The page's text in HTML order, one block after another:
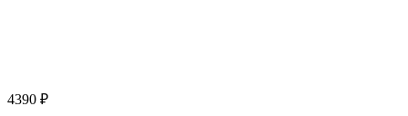
4390 ₽